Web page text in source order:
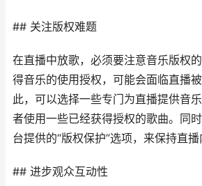
## 关注版权难题
在直播中放歌，必须要注意音乐版权
得音乐的使用授权，可能会面临直播
此，可以选择一些专门为直播提供音
者使用一些已经获得授权的歌曲。同
台提供的“版权保护”选项，来保持直播
## 进步观众互动性